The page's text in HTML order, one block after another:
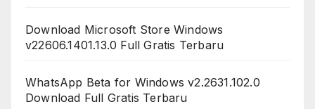
Download Microsoft Store Windows
v22606.1401.13.0 Full Gratis Terbaru
WhatsApp Beta for Windows v2.2631.102.0
Download Full Gratis Terbaru